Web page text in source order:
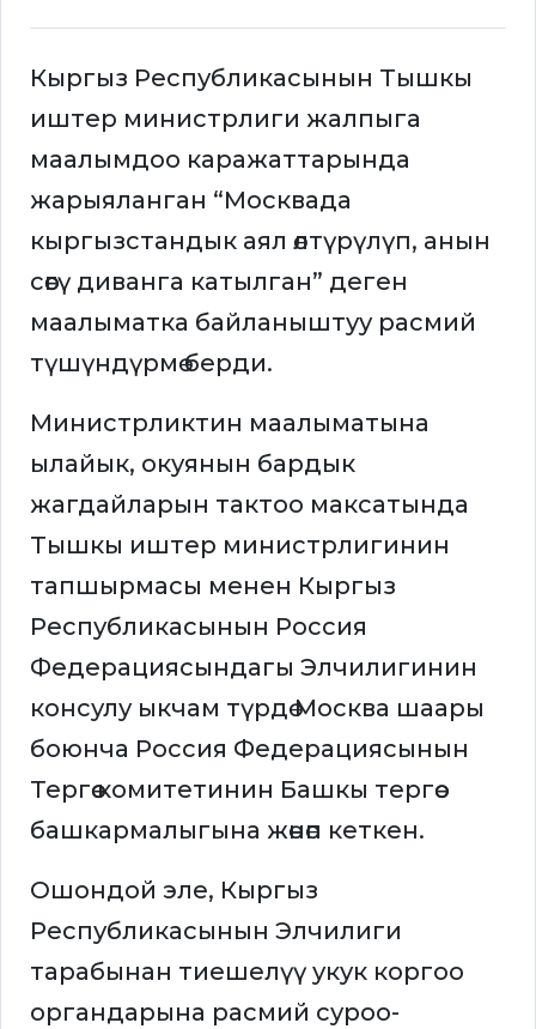
Кыргыз Республикасынын Тышкы
иштер министрлиги жалпыга
маалымдоо каражаттарында
жарыяланган “Москвада
кыргызстандык аял өлтүрүлүп, анын
сөөгү диванга катылган” деген
маалыматка байланыштуу расмий
түшүндүрмө берди.
Министрликтин маалыматына
ылайык, окуянын бардык
жагдайларын тактоо максатында
Тышкы иштер министрлигинин
тапшырмасы менен Кыргыз
Республикасынын Россия
Федерациясындагы Элчилигинин
консулу ыкчам түрдө Москва шаары
боюнча Россия Федерациясынын
Тергөө комитетинин Башкы тергөө
башкармалыгына жөнөп кеткен.
Ошондой эле, Кыргыз
Республикасынын Элчилиги
тарабынан тиешелүү укук коргоо
органдарына расмий суроо-